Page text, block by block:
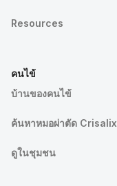
Resources
คนไข้
บ้านของคนไข้
ค้นหาหมอผ่าตัด Crisalix
ดูในชุมชน